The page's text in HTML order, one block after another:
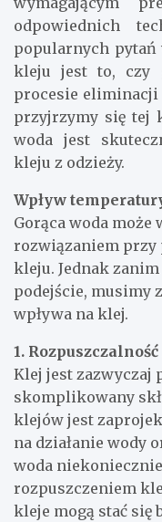
odpowiednich
popularnych
kleju jest to, czy
procesie eliminacji
przyjrzymy się tej
woda jest
kleju z odzieży.
Wpływ
Gorąca woda
rozwiązaniem przy
kleju. Jednak
podejście, musimy
wpływa na klej.
1.
Klej jest zazwyczaj
skomplikowany
klejów jest
na działanie wody
woda
rozpuszczeniem
kleje mogą stać się